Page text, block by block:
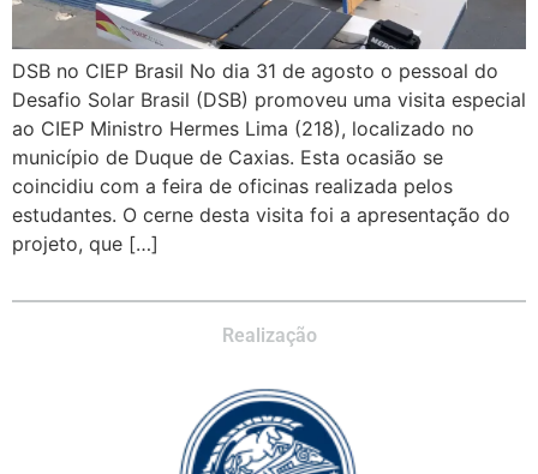
DSB no CIEP Brasil No dia 31 de agosto o pessoal do
Desafio Solar Brasil (DSB) promoveu uma visita especial
ao CIEP Ministro Hermes Lima (218), localizado no
município de Duque de Caxias. Esta ocasião se
coincidiu com a feira de oficinas realizada pelos
estudantes. O cerne desta visita foi a apresentação do
projeto, que […]
Realização